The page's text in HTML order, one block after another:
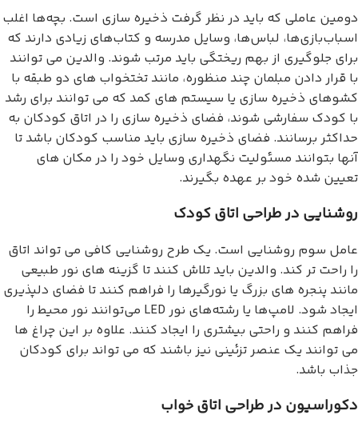
دومین عاملی که باید در نظر گرفت ذخیره سازی است. بچه‌ها اغلب
اسباب‌بازی‌ها، لباس‌ها، وسایل مدرسه و کتاب‌های زیادی دارند که
برای جلوگیری از بهم ریختگی باید مرتب شوند. والدین می توانند
با قرار دادن مبلمان چند منظوره، مانند تختخواب های دو طبقه با
کشوهای ذخیره سازی یا سیستم های کمد که می توانند برای رشد
با کودک سفارشی شوند، فضای ذخیره سازی را در اتاق کودکان به
حداکثر برسانند. فضای ذخیره سازی باید مناسب کودکان باشد تا
آنها بتوانند مسئولیت نگهداری وسایل خود را در مکان های
تعیین شده خود بر عهده بگیرند.
روشنایی در طراحی اتاق کودک
عامل سوم روشنایی است. یک طرح روشنایی کافی می تواند اتاق
را راحت تر کند. والدین باید تلاش کنند تا گزینه های نور طبیعی
مانند پنجره های بزرگ یا نورگیرها را فراهم کنند تا فضای دلپذیری
ایجاد شود. لامپ‌ها یا رشته‌های نور LED می‌توانند نور محیط را
فراهم کنند و راحتی بیشتری را ایجاد کنند. علاوه بر این چراغ ها
می توانند یک عنصر تزئینی نیز باشند که می تواند برای کودکان
جذاب باشد.
دکوراسیون در طراحی اتاق خواب